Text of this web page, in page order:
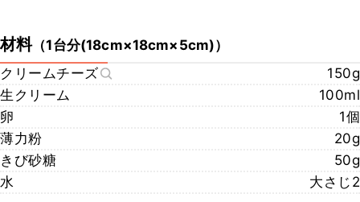
材料（1台分(18cm×18cm×5cm)）
クリームチーズ
150g
生クリーム
100ml
卵
1個
薄力粉
20g
きび砂糖
50g
水
大さじ2